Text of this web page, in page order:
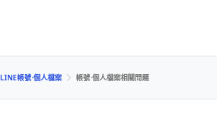
LINE帳號⋅個人檔案 帳號⋅個人檔案相關問題